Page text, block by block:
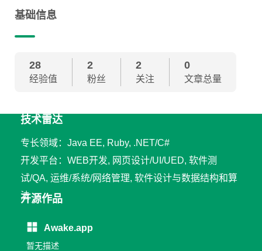
基础信息
28
经验值
2
粉丝
2
关注
0
文章总量
技术雷达
专长领域：Java EE, Ruby, .NET/C#
开发平台：WEB开发, 网页设计/UI/UED, 软件测
试/QA, 运维/系统/网络管理, 软件设计与数据结构和算
法
开源作品
Awake.app
暂无描述